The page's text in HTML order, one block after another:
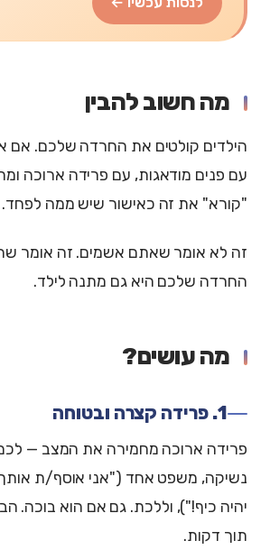
מה חשוב להבין
הילדים קולטים את החרדה שלכם. אם
עם פנים מודאגות, עם פרידה ארוכה
"קורא" את זה כאישור שיש ממה לפחד.
זה לא אומר שאתם אשמים. זה אומר
החרדה שלכם היא גם מתנה לילד.
מה עושים?
1. פרידה קצרה ובטוחה
פרידה ארוכה מחמירה את המצב — לכם
נשיקה, משפט אחד ("אני אוסף/ת
יהיה כיף!"), וללכת. גם אם הוא בוכה.
תוך דקות.